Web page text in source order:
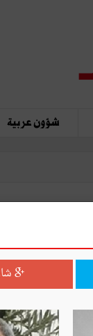
شؤون عربية